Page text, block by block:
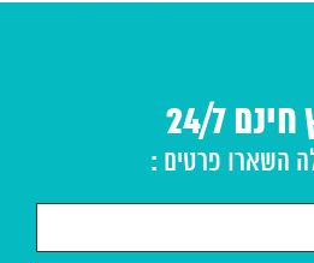
24/7
השארו פרטים :